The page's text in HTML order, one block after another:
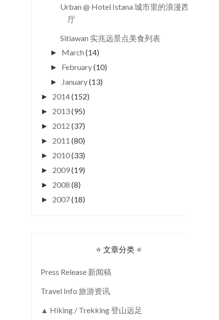
Urban @ Hotel Istana 城市里的浪漫西餐
厅
Sitiawan 实兆远景点美食列表
► March(14)
► February(10)
► January(13)
► 2014(152)
► 2013(95)
► 2012 (37)
► 2011 (80)
► 2010(33)
► 2009(19)
► 2008 (8)
► 2007(18)
⭐ 文章分类 ⭐
Press Release 新闻稿
Travel Info 旅游资讯
▲ Hiking / Trekking 登山远足